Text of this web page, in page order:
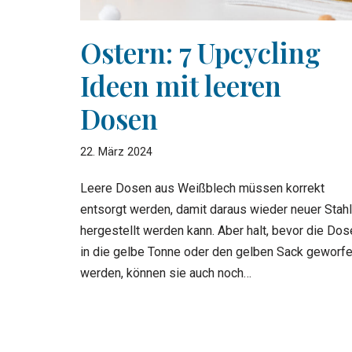
Ostern: 7 Upcycling
Ideen mit leeren
Dosen
22. März 2024
Leere Dosen aus Weißblech müssen korrekt
entsorgt werden, damit daraus wieder neuer Stahl
hergestellt werden kann. Aber halt, bevor die
in die gelbe Tonne oder den gelben Sack
werden, können sie auch noch…